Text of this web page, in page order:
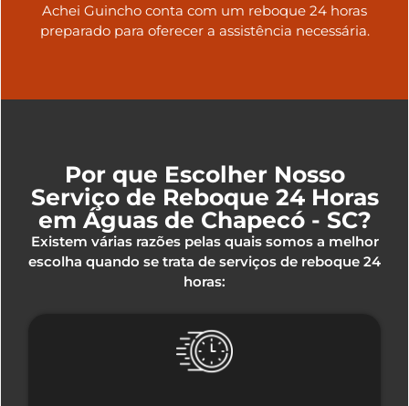
Achei Guincho conta com um reboque 24 horas
preparado para oferecer a assistência necessária.
Por que Escolher Nosso
Serviço de Reboque 24 Horas
em Águas de Chapecó - SC?
Existem várias razões pelas quais somos a melhor
escolha quando se trata de serviços de reboque 24
horas: